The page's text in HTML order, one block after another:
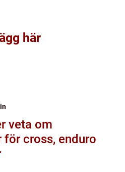
här
veta om
cross, enduro